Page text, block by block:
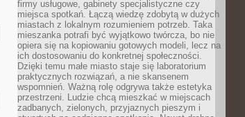
firmy usługowe, gabinety specjalistyczne czy
miejsca spotkań. Łączą wiedzę zdobytą w dużych
miastach z lokalnym rozumieniem potrzeb. Taka
mieszanka potrafi być wyjątkowo twórcza, bo nie
opiera się na kopiowaniu gotowych modeli, lecz na
ich dostosowaniu do konkretnej społeczności.
Dzięki temu małe miasto staje się laboratorium
praktycznych rozwiązań, a nie skansenem
wspomnień. Ważną rolę odgrywa także estetyka
przestrzeni. Ludzie chcą mieszkać w miejscach
zadbanych, zielonych, przyjaznych pieszym i